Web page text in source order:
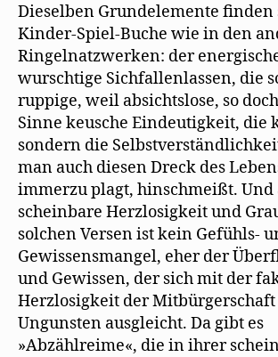
Dieselben Grundelemente finden
Kinder-Spiel-Buche wie in den
Ringelnatzwerken: der
wurschtige Sichfallenlassen, die
ruppige, weil absichtslose, so
Sinne keusche Eindeutigkeit, die
sondern die
man auch diesen Dreck des
immerzu plagt, hinschmeißt. Und
scheinbare Herzlosigkeit und
solchen Versen ist kein Gefühls-
Gewissensmangel, eher der
und Gewissen, der sich mit der
Herzlosigkeit der Mitbürgerschaft
Ungunsten ausgleicht. Da gibt es
»Abzählreime«, die in ihrer